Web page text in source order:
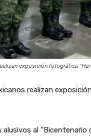
exposición fotográfica
realizan
al “Bicentenario